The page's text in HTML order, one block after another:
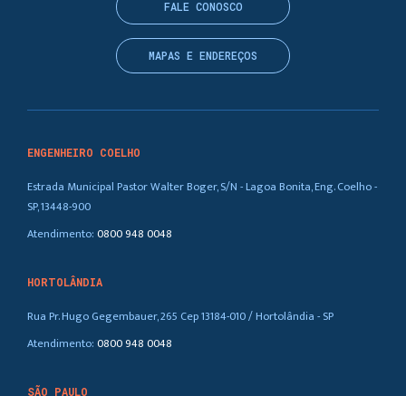
ENGENHEIRO COELHO
Estrada Municipal Pastor Walter Boger, S/N - Lagoa Bonita, Eng. Coelho -
SP, 13448-900
Atendimento:0800 948 0048
HORTOLÂNDIA
Rua Pr. Hugo Gegembauer, 265 Cep 13184-010 / Hortolândia - SP
Atendimento:0800 948 0048
SÃO PAULO
FALE CONOSCO
MAPAS E ENDEREÇOS